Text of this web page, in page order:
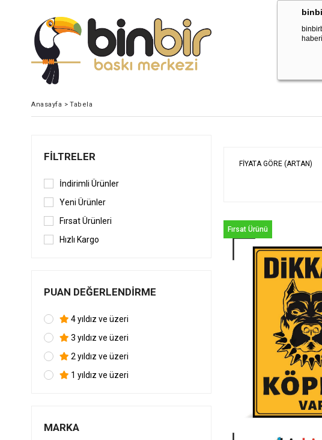
Rozet
Anasayfa > Tabela
FILTRELER
İndirimli Ürünler
Yeni Ürünler
Fırsat Ürünleri
Hızlı Kargo
PUAN DEĞERLENDIRME
4 yıldız ve üzeri
3 yıldız ve üzeri
2 yıldız ve üzeri
1 yıldız ve üzeri
MARKA
FIYATA GÖRE (ARTAN)
Fırsat Ürünü